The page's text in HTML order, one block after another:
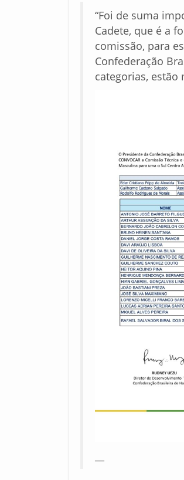
“Foi de suma
Cadete, que é a
comissão, para
Confederação
categorias, estão